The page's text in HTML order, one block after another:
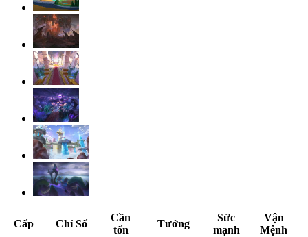
Cấp Chỉ Số
Cần
tốn
Tướng
Sức
mạnh
Vận
Mệnh